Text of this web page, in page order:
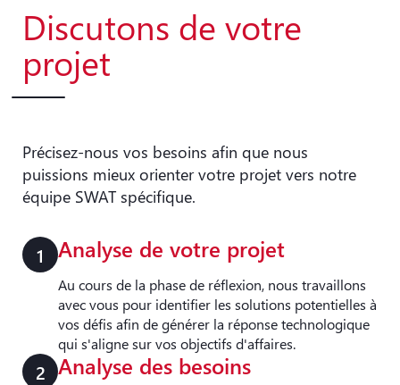
Discutons de votre
projet
Précisez-nous vos besoins afin que nous
puissions mieux orienter votre projet vers notre
équipe SWAT spécifique.
1 Analyse de votre projet
Au cours de la phase de réflexion, nous travaillons
avec vous pour identifier les solutions potentielles à
vos défis afin de générer la réponse technologique
qui s'aligne sur vos objectifs d'affaires.
2 Analyse des besoins